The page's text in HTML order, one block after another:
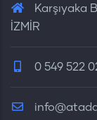
Karşıyaka
İZMİR
0 549 522